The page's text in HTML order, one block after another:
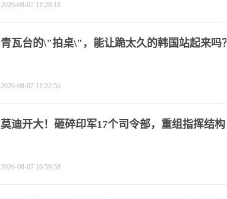
2026-08-07 11:28:18
青瓦台的\"拍桌\"，能让跪太久的韩国站起来吗？
2026-08-07 11:22:56
莫迪开大！砸碎印军17个司令部，重组指挥结构
2026-08-07 10:59:58